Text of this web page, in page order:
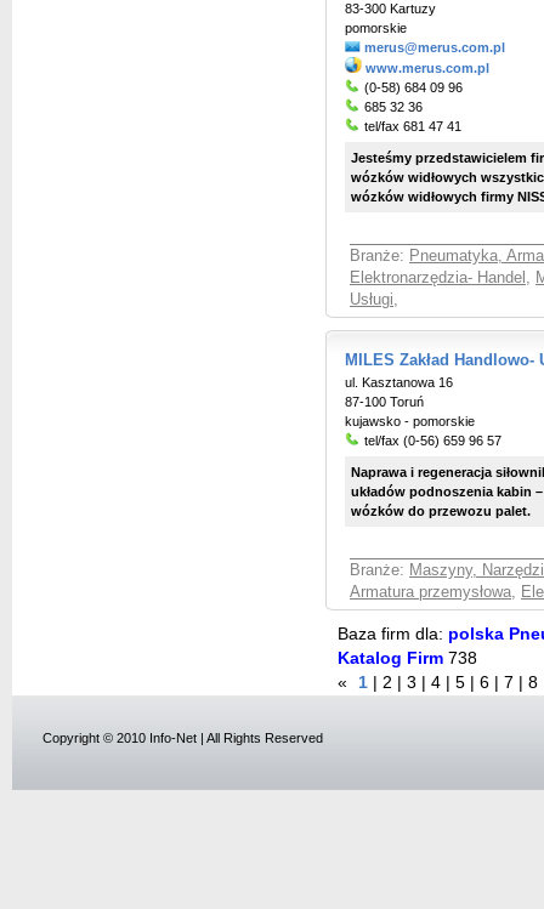
83-300 Kartuzy
pomorskie
merus@merus.com.pl
www.merus.com.pl
(0-58) 684 09 96
685 32 36
tel/fax 681 47 41
Jesteśmy przedstawicielem
wózków widłowych
wózków widłowych firmy
Branże: Pneumatyka,
Elektronarzędzia- Handel ,
Usługi,
MILES Zakład Handlowo-
ul. Kasztanowa 16
87-100 Toruń
kujawsko - pomorskie
tel/fax (0-56) 659 96 57
Naprawa i regeneracja
układów podnoszenia kabin
wózków do przewozu palet.
Branże: Maszyny,
Armatura przemysłowa,
Baza firm dla: polska
Katalog Firm 738
«
1 2 3 4 5 6 7 8
Copyright © 2010 Info-Net | All Rights Reserved